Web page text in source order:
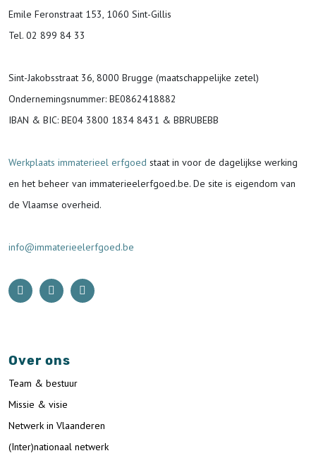
Emile Feronstraat 153, 1060 Sint-Gillis
Tel. 02 899 84 33
Sint-Jakobsstraat 36, 8000 Brugge (maatschappelijke zetel)
Ondernemingsnummer: BE0862418882
IBAN & BIC: BE04 3800 1834 8431 & BBRUBEBB
Werkplaats immaterieel erfgoed staat in voor de dagelijkse werking
en het beheer van immaterieelerfgoed.be. De site is eigendom van
de Vlaamse overheid.
info@immaterieelerfgoed.be
Over ons
Team & bestuur
Missie & visie
Netwerk in Vlaanderen
(Inter)nationaal netwerk